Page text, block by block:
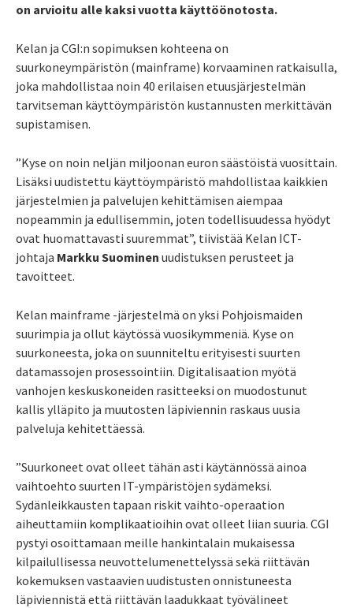
on arvioitu alle kaksi vuotta käyttöönotosta.
Kelan ja CGI:n sopimuksen kohteena on
suurkoneympäristön (mainframe) korvaaminen ratkaisulla,
joka mahdollistaa noin 40 erilaisen etuusjärjestelmän
tarvitseman käyttöympäristön kustannusten merkittävän
supistamisen.
”Kyse on noin neljän miljoonan euron säästöistä vuosittain.
Lisäksi uudistettu käyttöympäristö mahdollistaa kaikkien
järjestelmien ja palvelujen kehittämisen aiempaa
nopeammin ja edullisemmin, joten todellisuudessa hyödyt
ovat huomattavasti suuremmat”, tiivistää Kelan ICT-
johtaja Markku Suominen uudistuksen perusteet ja
tavoitteet.
Kelan mainframe -järjestelmä on yksi Pohjoismaiden
suurimpia ja ollut käytössä vuosikymmeniä. Kyse on
suurkoneesta, joka on suunniteltu erityisesti suurten
datamassojen prosessointiin. Digitalisaation myötä
vanhojen keskuskoneiden rasitteeksi on muodostunut
kallis ylläpito ja muutosten läpiviennin raskaus uusia
palveluja kehitettäessä.
”Suurkoneet ovat olleet tähän asti käytännössä ainoa
vaihtoehto suurten IT-ympäristöjen sydämeksi.
Sydänleikkausten tapaan riskit vaihto-operaation
aiheuttamiin komplikaatioihin ovat olleet liian suuria. CGI
pystyi osoittamaan meille hankintalain mukaisessa
kilpailullisessa neuvottelumenettelyssä sekä riittävän
kokemuksen vastaavien uudistusten onnistuneesta
läpiviennistä että riittävän laadukkaat työvälineet